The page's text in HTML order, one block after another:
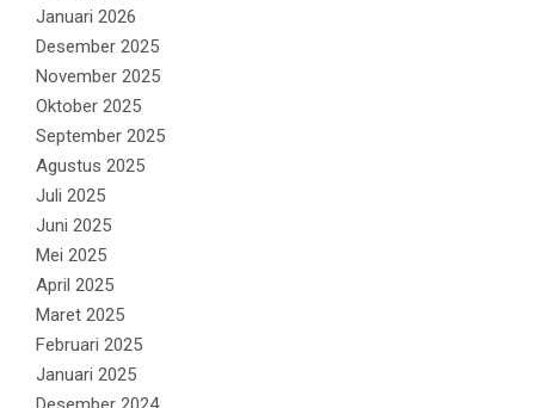
Januari 2026
Desember 2025
November 2025
Oktober 2025
September 2025
Agustus 2025
Juli 2025
Juni 2025
Mei 2025
April 2025
Maret 2025
Februari 2025
Januari 2025